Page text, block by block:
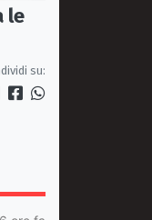
le
su: